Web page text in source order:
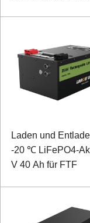
Laden und
-20 ℃ LiFePO4-
V 40 Ah für FTF